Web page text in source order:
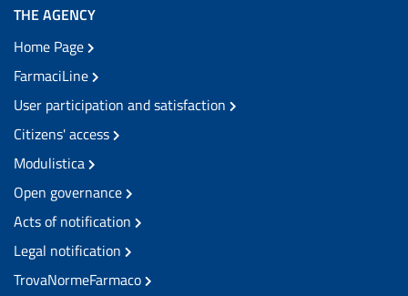
THE AGENCY
Home Page
FarmaciLine
User participation and satisfaction
Citizens' access
Modulistica
Open governance
Acts of notification
Legal notification
TrovaNormeFarmaco